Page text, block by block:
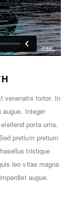
venenatis tortor. In
Integer
porta urna.
pretium pretium
tristique
leo vitae magna
augue.